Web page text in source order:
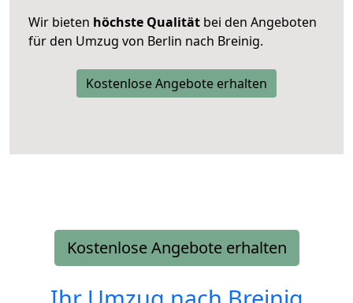
Wir bieten höchste Qualität bei den Angeboten
für den Umzug von Berlin nach Breinig.
Kostenlose Angebote erhalten
Kostenlose Angebote erhalten